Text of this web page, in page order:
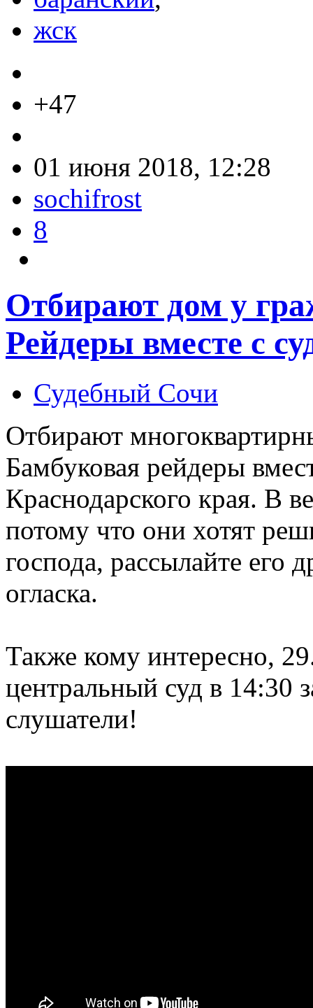
жск
+47
01 июня 2018, 12:28
sochifrost
8
Отбирают дом у
Рейдеры вместе с
Судебный Сочи
Отбирают
Бамбуковая рейдеры
Краснодарского края. В
потому что они хотят
господа, рассылайте его
огласка.
Также кому интересно,
центральный суд в 14:30
слушатели!